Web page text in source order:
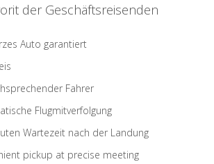
der Geschäftsreisenden
Auto garantiert
Fahrer
Flugmitverfolgung
Wartezeit nach der Landung
pickup at precise meeting